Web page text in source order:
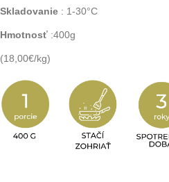
Skladovanie : 1-30°C
Hmotnosť :400g
(18,00€/kg)